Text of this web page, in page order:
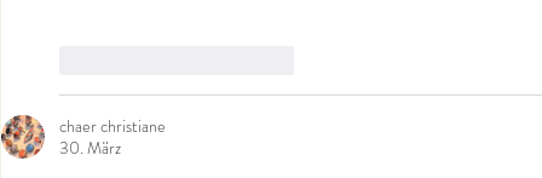
chaer christiane
30. März